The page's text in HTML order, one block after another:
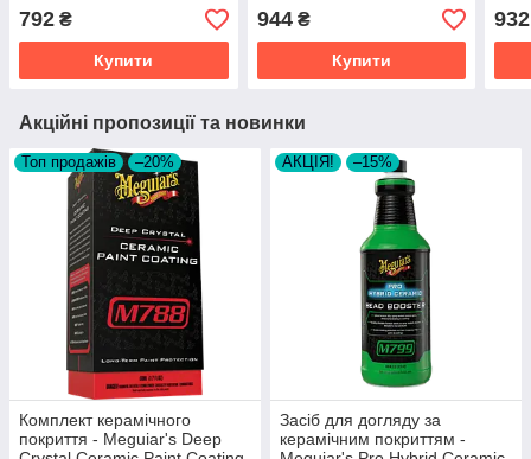
(G240416)
792 ₴
Купити
944₴
Купити
932
Акційні пропозиції та новинки
Топ продажів –20%
Комплект керамічного
покриття - Meguiar's Deep
АКЦІЯ! –15%
Засіб для догляду за
керамічним покриттям -